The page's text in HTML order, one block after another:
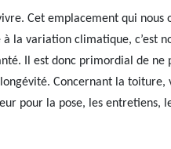
Cet emplacement qui
à la variation climatique, c’est
Il est donc primordial de
Concernant la toiture,
pour la pose, les entretiens,